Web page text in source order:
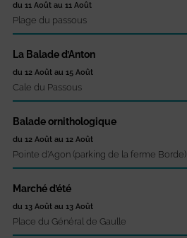
du 11 Août au 11 Août
Plage du passous
La Balade d’Anton
du 12 Août au 15 Août
Cale du Passous
Balade ornithologique
du 12 Août au 12 Août
Pointe d'Agon (parking de la ferme Borde)
Marché d’été
du 13 Août au 13 Août
Place du Général de Gaulle